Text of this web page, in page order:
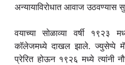
अन्यायाविरोधात आवाज उठवण्यास
वयाच्या सोळाव्या वर्षी १९२३
कॉलेजमध्ये दाखल झाले. ज्युसेप्पे
प्रेरित होऊन १९२६ मध्ये त्यांनी